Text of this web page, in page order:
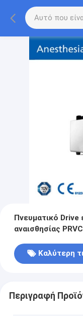
Πνευματικό
αναισθησίας
Καλύτερη
Περιγραφή